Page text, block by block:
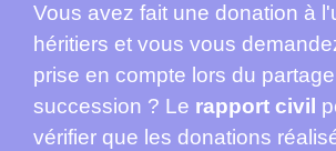
Vous avez fait une donation à
héritiers et vous vous
prise en compte lors du
succession ? Le rapport civil
vérifier que les donations